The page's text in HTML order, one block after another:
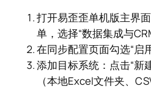
打开易歪歪单机版主界
单，选择“数据集成与
在同步配置页面勾选“启
添加目标系统：点击“新
（本地Excel文件夹、